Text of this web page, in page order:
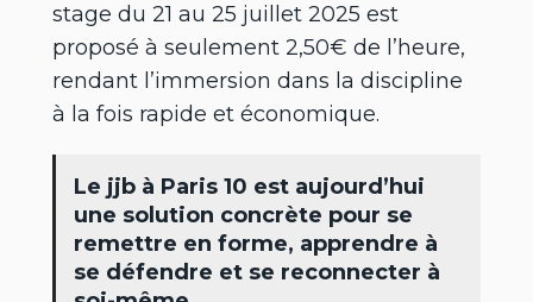
stage du 21 au 25 juillet 2025 est
proposé à seulement 2,50€ de l’heure,
rendant l’immersion dans la discipline
à la fois rapide et économique.
Le jjb à Paris 10 est aujourd’hui
une solution concrète pour se
remettre en forme, apprendre à
se défendre et se reconnecter à